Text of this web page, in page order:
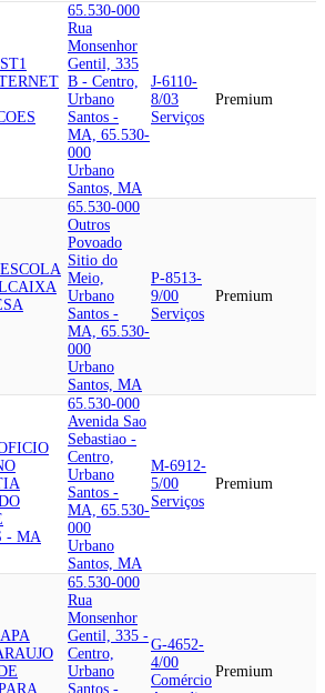
ST1
65.530-000
Rua
Monsenhor
Gentil, 335
B - Centro,
Urbano
Santos -
MA, 65.530-
000
Urbano
Santos, MA
J-6110-
8/03
Serviços
Premium
ESCOLA
CAIXA
65.530-000
Outros
Povoado
Sitio do
Meio,
Urbano
Santos -
MA, 65.530-
000
Urbano
Santos, MA
P-8513-
9/00
Serviços
Premium
- MA
65.530-000
Avenida Sao
Sebastiao -
Centro,
Urbano
Santos -
MA, 65.530-
000
Urbano
Santos, MA
M-6912-
5/00
Serviços
Premium
APA
65.530-000
Rua
Monsenhor
Gentil, 335 -
Centro,
Urbano
Santos -
G-4652-
4/00
Comércio
Premium